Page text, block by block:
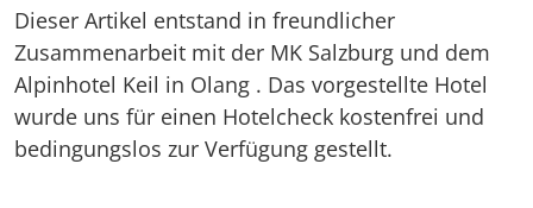
Dieser Artikel entstand in freundlicher
Zusammenarbeit mit der MK Salzburg und dem
Alpinhotel Keil in Olang . Das vorgestellte Hotel
wurde uns für einen Hotelcheck kostenfrei und
bedingungslos zur Verfügung gestellt.